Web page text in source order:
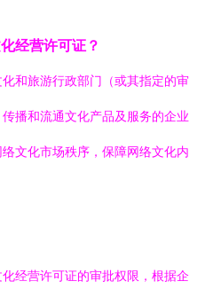
经营许可证？
和旅游行政部门（或其指定的审
播和流通文化产品及服务的企业
文化市场秩序，保障网络文化内
经营许可证的审批权限，根据企